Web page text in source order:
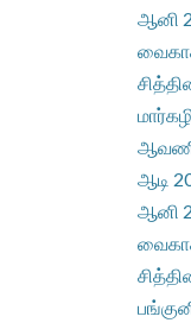
ஆனி
ஆடி
ஆனி